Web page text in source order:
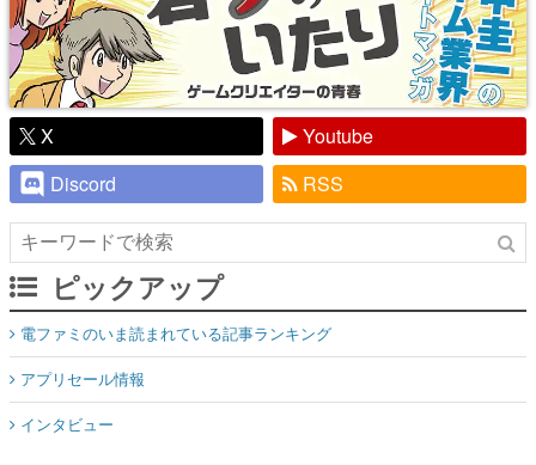
X
Youtube
Discord
RSS
ピックアップ
電ファミのいま読まれている記事ランキング
アプリセール情報
インタビュー